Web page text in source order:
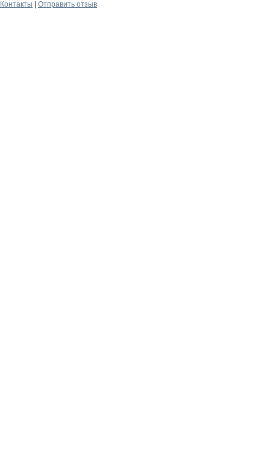
Контакты
Отправить отзыв